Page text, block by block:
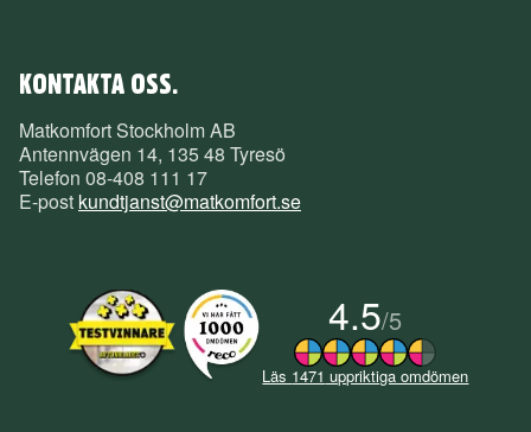
KONTAKTA OSS.
Matkomfort Stockholm AB
Antennvägen 14, 135 48 Tyresö
Telefon 08-408 111 17
E-post kundtjanst@matkomfort.se
4.5/5
Läs 1471 uppriktiga omdömen